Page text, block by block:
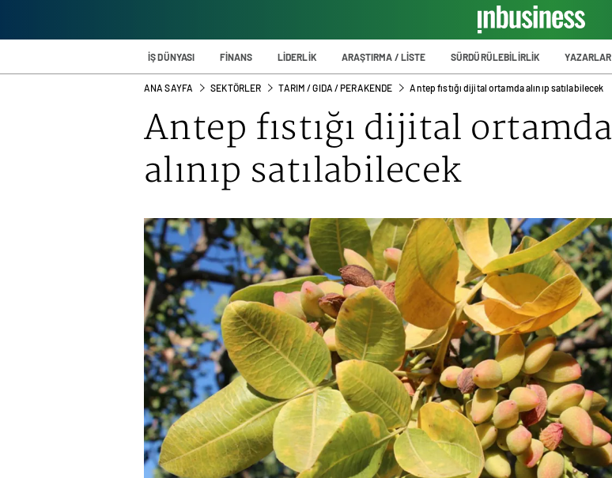
İŞ DÜNYASI FİNANS LİDERLİK ARAŞTIRMA / LİSTE SÜRDÜRÜLEBİLİRLİK YAZARLAR
ANA SAYFA SEKTÖRLER TARIM / GIDA / PERAKENDE Antep fıstığı dijital ortamda alınıp satılabilecek
Antep fıstığı dijital ortamda
alınıp satılabilecek